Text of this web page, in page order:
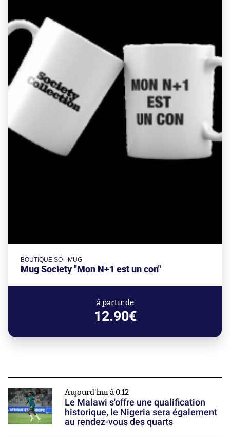
BOUTIQUE SO - MUG
Mug Society "Mon N+1 est un con"
à partir de
12.90€
Aujourd'hui à 0:12
Le Malawi s'offre une qualification
historique, le Nigeria sera également
au rendez-vous des quarts